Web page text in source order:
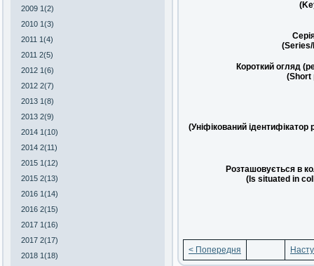
2009 1(2)
2010 1(3)
2011 1(4)
2011 2(5)
2012 1(6)
2012 2(7)
2013 1(8)
2013 2(9)
2014 1(10)
2014 2(11)
2015 1(12)
2015 2(13)
2016 1(14)
2016 2(15)
2017 1(16)
2017 2(17)
2018 1(18)
Короткий огляд
(Short
(Уніфікований ідентифікатор
Розташовується в
(Is situated in
< Попередня